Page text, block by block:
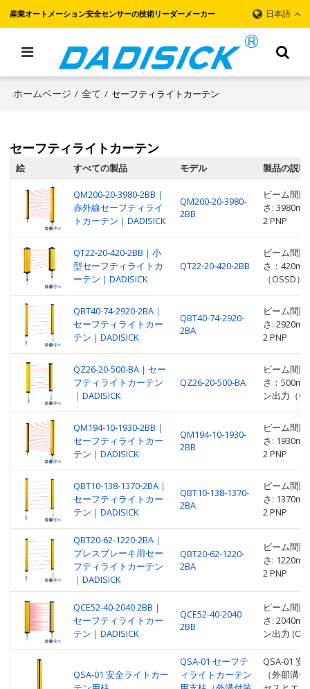
産業オートメーション安全センサーの技術リーダーメーカー 日本語
ホームページ / 全て / セーフティライトカーテン
セーフティライトカーテン
絵 すべての製品 モデル 製品の説明
QM200-20-3980-2BB｜
赤外線セーフティライ
トカーテン｜DADISICK
QM200-20-3980-
2BB
ビーム間
さ:
2 PNP
QT22-20-420-2BB｜小
型セーフティライトカ
ーテン｜DADISICK
QT22-20-420-2BB
ビーム間
さ：
（OSSD）
QBT40-74-2920-2BA｜
セーフティライトカー
テン｜DADISICK
QBT40-74-2920-
2BA
ビーム間
さ:
2 PNP
QZ26-20-500-BA｜セー
フティライトカーテン
｜DADISICK
QZ26-20-500-BA
ビーム間
さ：
ン出力（
QM194-10-1930-2BB｜
セーフティライトカー
テン｜DADISICK
QM194-10-1930-
2BB
ビーム間
さ:
2 PNP
QBT10-138-1370-2BA｜
セーフティライトカー
テン｜DADISICK
QBT10-138-1370-
2BA
ビーム間
さ:
2 PNP
QBT20-62-1220-2BA｜
プレスブレーキ用セー
フティライトカーテン
｜DADISICK
QBT20-62-1220-
2BA
ビーム間
さ:
2 PNP
QCE52-40-2040 2BB｜
セーフティライトカー
テン｜DADISICK
QCE52-40-2040
2BB
ビーム間
さ:
ン出力
QSA-01 安全ライトカー
QSA-01 セーフテ
ィライトカーテン
QSA-01 安
（外部溝